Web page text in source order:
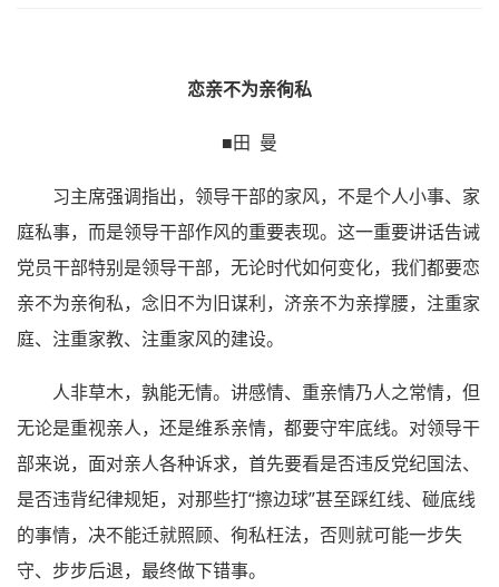
恋亲不为亲徇私
■田 曼
习主席强调指出，领导干部的家风，不是个人小事、家
庭私事，而是领导干部作风的重要表现。这一重要讲话告诫
党员干部特别是领导干部，无论时代如何变化，我们都要恋
亲不为亲徇私，念旧不为旧谋利，济亲不为亲撑腰，注重家
庭、注重家教、注重家风的建设。
人非草木，孰能无情。讲感情、重亲情乃人之常情，但
无论是重视亲人，还是维系亲情，都要守牢底线。对领导干
部来说，面对亲人各种诉求，首先要看是否违反党纪国法、
是否违背纪律规矩，对那些打“擦边球”甚至踩红线、碰底线
的事情，决不能迁就照顾、徇私枉法，否则就可能一步失
守、步步后退，最终做下错事。